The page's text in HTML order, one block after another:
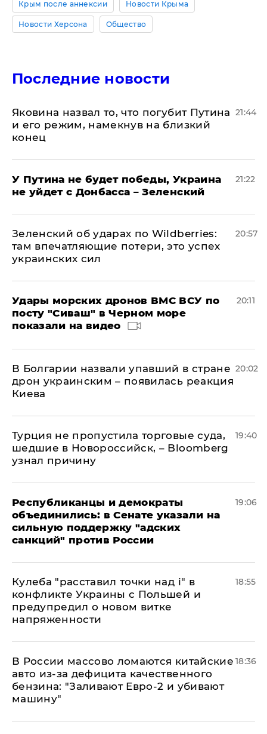
Крым после аннексии Новости Крыма
Новости Херсона Общество
Последние новости
Яковина назвал то, что погубит Путина
и его режим, намекнув на близкий
конец
21:44
У Путина не будет победы, Украина
не уйдет с Донбасса – Зеленский
21:22
Зеленский об ударах по Wildberries:
там впечатляющие потери, это успех
украинских сил
20:57
Удары морских дронов ВМС ВСУ по
посту "Сиваш" в Черном море
показали на видео
20:11
В Болгарии назвали упавший в стране
дрон украинским – появилась реакция
Киева
20:02
Турция не пропустила торговые суда,
шедшие в Новороссийск, – Bloomberg
узнал причину
19:40
Республиканцы и демократы
объединились: в Сенате указали на
сильную поддержку "адских
санкций" против России
19:06
Кулеба "расставил точки над і" в
конфликте Украины с Польшей и
предупредил о новом витке
напряженности
18:55
В России массово ломаются китайские
авто из-за дефицита качественного
бензина: "Заливают Евро-2 и убивают
машину"
18:36